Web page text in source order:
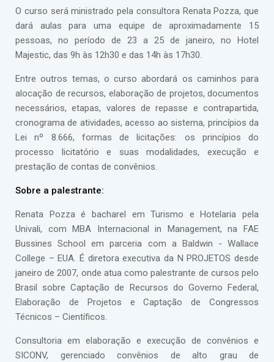
O curso será ministrado pela consultora Renata Pozza, que
dará aulas para uma equipe de aproximadamente 15
pessoas, no período de 23 a 25 de janeiro, no Hotel
Majestic, das 9h às 12h30 e das 14h às 17h30.
Entre outros temas, o curso abordará os caminhos para
alocação de recursos, elaboração de projetos, documentos
necessários, etapas, valores de repasse e contrapartida,
cronograma de atividades, acesso ao sistema, princípios da
Lei nº 8.666, formas de licitações: os princípios do
processo licitatório e suas modalidades, execução e
prestação de contas de convênios.
Sobre a palestrante:
Renata Pozza é bacharel em Turismo e Hotelaria pela
Univali, com MBA Internacional in Management, na FAE
Bussines School em parceria com a Baldwin - Wallace
College – EUA. É diretora executiva da N PROJETOS desde
janeiro de 2007, onde atua como palestrante de cursos pelo
Brasil sobre Captação de Recursos do Governo Federal,
Elaboração de Projetos e Captação de Congressos
Técnicos – Científicos.
Consultoria em elaboração e execução de convênios e
SICONV, gerenciado convênios de alto grau de